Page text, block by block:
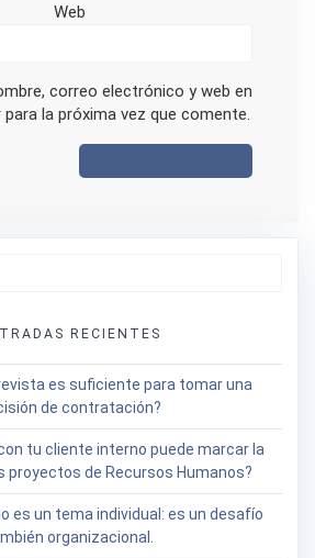
Web
correo electrónico y web en
la próxima vez que comente.
RECIENTES
es suficiente para tomar una
de contratación?
tu cliente interno puede marcar la
proyectos de Recursos Humanos?
es un tema individual: es un desafío
organizacional.